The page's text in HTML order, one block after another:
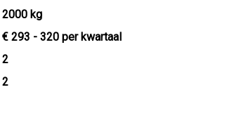
2000 kg
€ 293 - 320 per kwartaal
2
2